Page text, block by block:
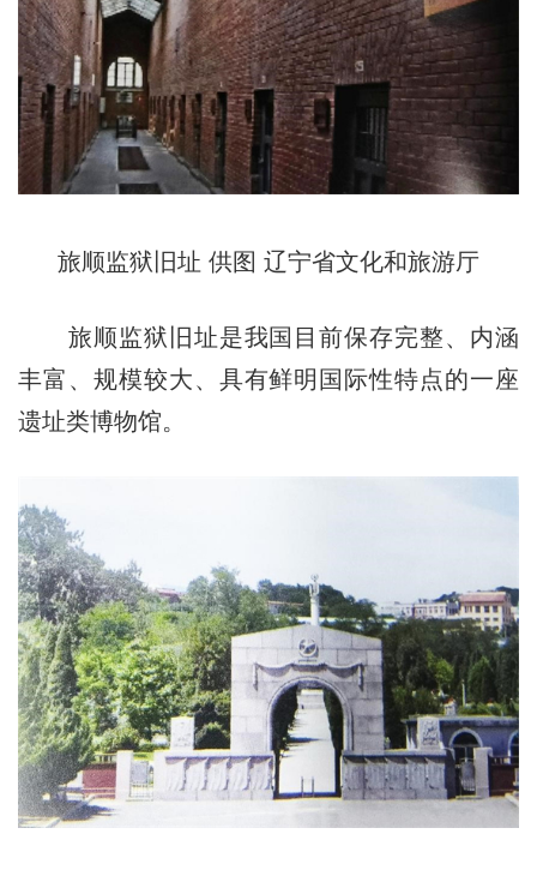
旅顺监狱旧址 供图 辽宁省文化和旅游厅
旅顺监狱旧址是我国目前保存完整、内涵
丰富、规模较大、具有鲜明国际性特点的一座
遗址类博物馆。